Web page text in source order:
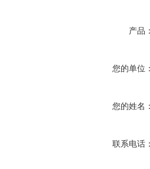
产品
您的单位
您的姓名
联系电话